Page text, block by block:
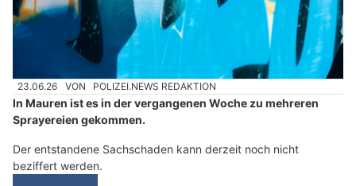
23.06.26 VON POLIZEI.NEWS REDAKTION
In Mauren ist es in der vergangenen Woche zu mehreren
Sprayereien gekommen.
Der entstandene Sachschaden kann derzeit noch nicht
beziffert werden.